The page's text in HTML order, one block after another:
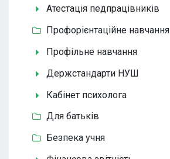
Атестація педпрацівників
Профорієнтаційне навчання
Профільне навчання
Держстандарти НУШ
Кабінет психолога
Для батьків
Безпека учня